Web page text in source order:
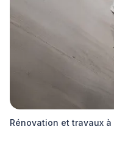
Rénovation et travaux